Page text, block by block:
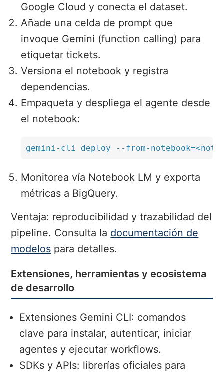
Google Cloud y conecta el dataset.
Añade una celda de prompt que
invoque Gemini (function calling) para
etiquetar tickets.
Versiona el notebook y registra
dependencias.
Empaqueta y despliega el agente desde
el notebook:
gemini-cli deploy --from-
Monitorea vía Notebook LM y exporta
métricas a BigQuery.
Ventaja: reproducibilidad y trazabilidad del
pipeline. Consulta la documentación de
modelos para detalles.
Extensiones, herramientas y ecosistema
de desarrollo
Extensiones Gemini CLI: comandos
clave para instalar, autenticar, iniciar
agentes y ejecutar workflows.
SDKs y APIs: librerías oficiales para